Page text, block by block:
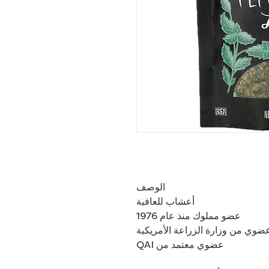
الوصف
أعشاب للعافية
عضو مملوك منذ عام 1976
من وزارة الزراعة الأمريكية
عضوي معتمد من QAI